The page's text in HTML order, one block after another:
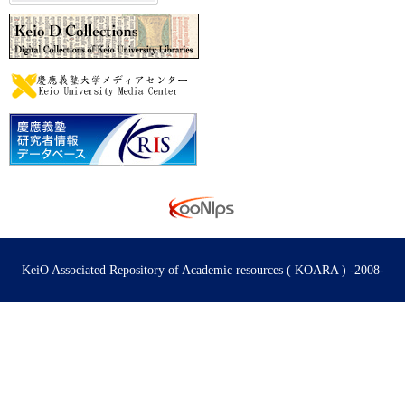
KeiO Associated Repository of Academic resources ( KOARA ) -2008-